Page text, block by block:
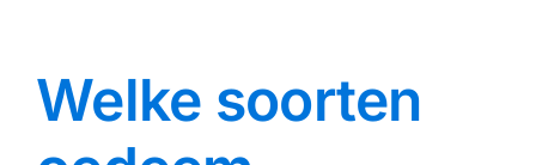
Welke soorten